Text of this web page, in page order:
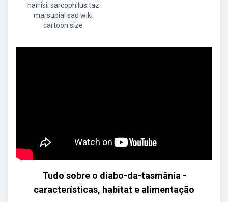
harrisii sarcophilus taz
marsupial sad wiki
cartoon size
Tudo sobre o diabo-da-tasmânia -
características, habitat e alimentação